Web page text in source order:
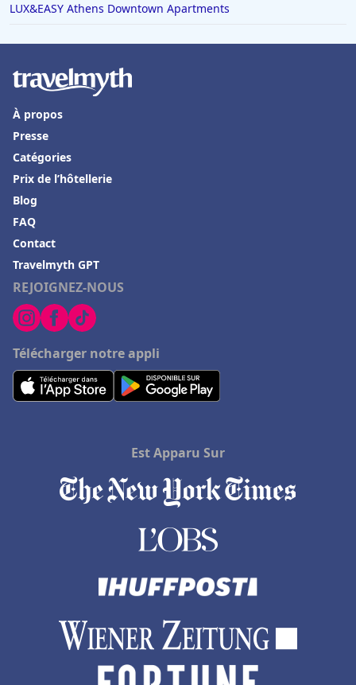
LUX&EASY Athens Downtown Apartments
REJOIGNEZ-NOUS
Télécharger notre appli
À propos
Presse
Catégories
Prix de l’hôtellerie
Blog
FAQ
Contact
Travelmyth GPT
Est Apparu Sur